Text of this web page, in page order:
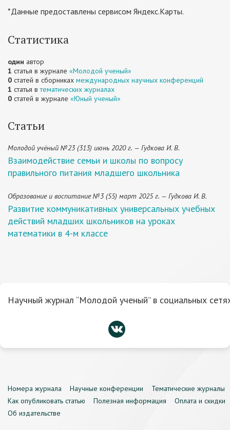
*Данные предоставлены сервисом Яндекс.Карты.
Статистика
один автор
1 статья в журнале «Молодой ученый»
0 статей в сборниках международных научных конференций
1 статья втематических журналах
0 статей в журнале «Юный ученый»
Статьи
Молодой учёный №23 (313) июнь 2020 г. — Гудкова И. В.
Взаимодействие семьи и школы по вопросу
правильного питания младшего школьника
Образование и воспитание №3 (55) март 2025 г. — Гудкова И. В.
Развитие коммуникативных универсальных учебных
действий младших школьников на уроках
математики в 4-м классе
Научный журнал “Молодой ученый” в социальных
Номера журнала Научные конференции
Тематические журналы
Как опубликовать статью
Полезная информация
Оплата и скидки
Об издательстве